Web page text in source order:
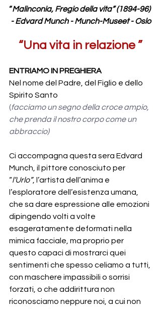
“Malinconia, Fregio della vita” (1894-96)
- Edvard Munch - Munch-Museet - Oslo
“Una vita in relazione ”
ENTRIAMO IN PREGHIERA
Nel nome del Padre, del Figlio e dello
Spirito Santo
(facciamo un segno della croce ampio,
che prenda il nostro corpo come un
abbraccio)
Ci accompagna questa sera Edvard
Munch, il pittore conosciuto per
“l’Urlo”, l’artista dell’anima e
l’esploratore dell’esistenza umana,
che sa dare espressione alle emozioni
dipingendo volti a volte
esageratamente deformati nella
mimica facciale, ma proprio per
questo capaci di mostrarci quei
sentimenti che spesso celiamo a tutti,
con maschere impassibili o sorrisi
forzati, o che addirittura non
riconosciamo neppure noi, a cui non